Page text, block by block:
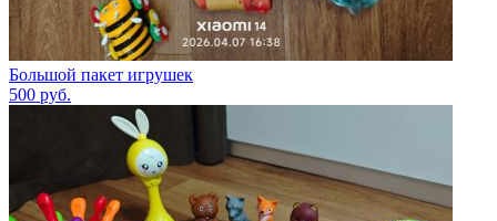
Большой пакет игрушек
500 руб.